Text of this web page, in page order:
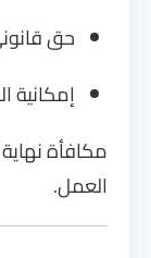
حق
إمكانية
مكافأة
العمل.